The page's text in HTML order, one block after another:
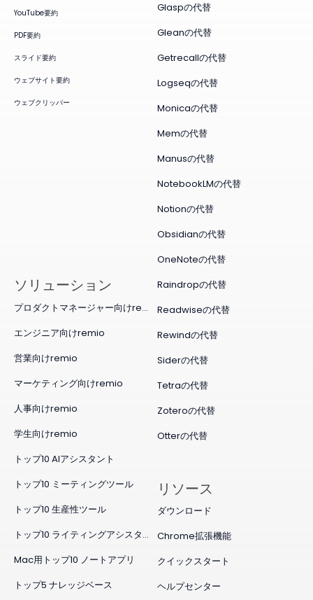
YouTube要約
PDF要約
スライド要約
ウェブサイト要約
ウェブクリッパー
Glaspの代替
Gleanの代替
Getrecallの代替
Logseqの代替
Monicaの代替
Memの代替
Manusの代替
NotebookLMの代替
Notionの代替
Obsidianの代替
OneNoteの代替
Raindropの代替
Readwiseの代替
Rewindの代替
Siderの代替
Tetraの代替
Zoteroの代替
Otterの代替
ソリューション
プロダクトマネージャー向けremio
エンジニア向けremio
営業向けremio
マーケティング向けremio
人事向けremio
学生向けremio
トップ10 AIアシスタント
トップ10 ミーティングツール
トップ10 生産性ツール
トップ10 ライティングアシスタント
Mac用トップ10 ノートアプリ
トップ5 ナレッジベース
リソース
ダウンロード
Chrome拡張機能
クイックスタート
ヘルプセンター